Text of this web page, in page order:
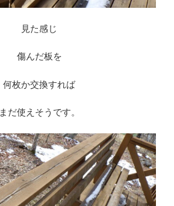
見た感じ
傷んだ板を
何枚か交換すれば
まだ使えそうです。